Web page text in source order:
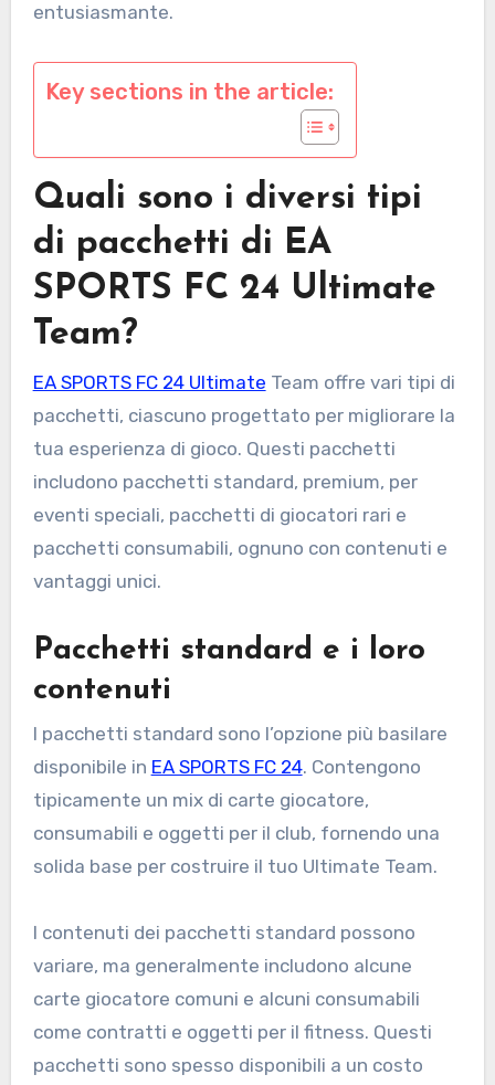
entusiasmante.
Key sections in the article:
Quali sono i diversi tipi
di pacchetti di EA
SPORTS FC 24 Ultimate
Team?
EA SPORTS FC 24 Ultimate Team offre vari tipi di
pacchetti, ciascuno progettato per migliorare la
tua esperienza di gioco. Questi pacchetti
includono pacchetti standard, premium, per
eventi speciali, pacchetti di giocatori rari e
pacchetti consumabili, ognuno con contenuti e
vantaggi unici.
Pacchetti standard e i loro
contenuti
I pacchetti standard sono l’opzione più basilare
disponibile in EA SPORTS FC 24. Contengono
tipicamente un mix di carte giocatore,
consumabili e oggetti per il club, fornendo una
solida base per costruire il tuo Ultimate Team.
I contenuti dei pacchetti standard possono
variare, ma generalmente includono alcune
carte giocatore comuni e alcuni consumabili
come contratti e oggetti per il fitness. Questi
pacchetti sono spesso disponibili a un costo